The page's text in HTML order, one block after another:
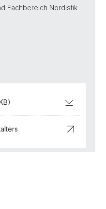
Fachbereich Nordistik